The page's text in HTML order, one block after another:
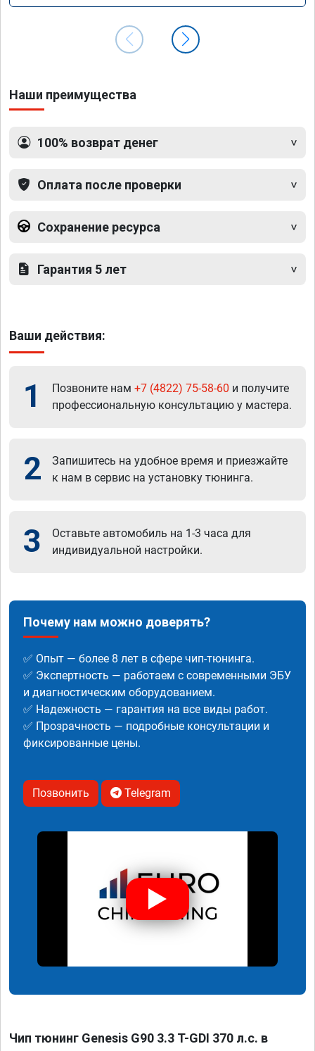
Наши преимущества
100% возврат денег
Оплата после проверки
Сохранение ресурса
Гарантия 5 лет
Ваши действия:
1 Позвоните нам +7 (4822) 75-58-60 и получите
профессиональную консультацию у мастера.
2
Запишитесь на удобное время и приезжайте
к нам в сервис на установку тюнинга.
3
Оставьте автомобиль на 1-3 часа для
индивидуальной настройки.
Почему нам можно доверять?
✅ Опыт — более 8 лет в сфере чип-тюнинга.
✅ Экспертность — работаем с современными ЭБУ
и диагностическим оборудованием.
✅ Надежность — гарантия на все виды работ.
✅ Прозрачность — подробные консультации и
фиксированные цены.
Позвонить Telegram
Чип тюнинг Genesis G90 3.3 T-GDI 370 л.с. в